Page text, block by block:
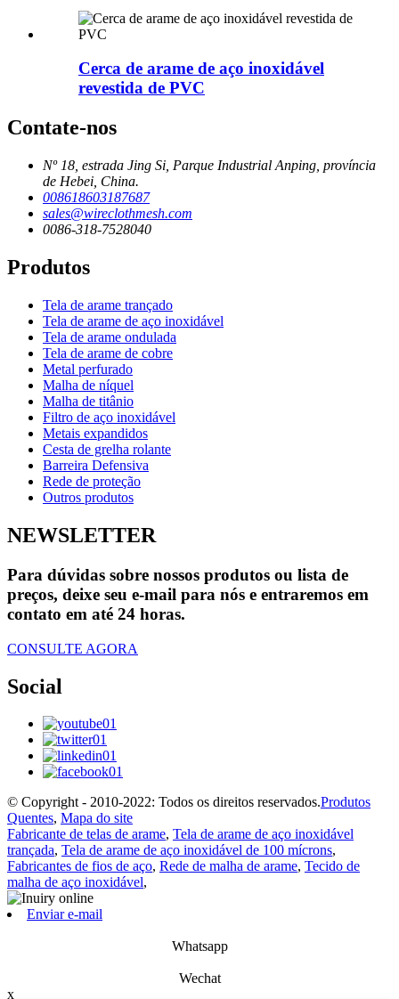
Cerca de arame de aço inoxidável
revestida de PVC
Contate-nos
Nº 18, estrada Jing Si, Parque Industrial Anping, província
de Hebei, China.
008618603187687
sales@wireclothmesh.com
0086-318-7528040
Produtos
Tela de arame trançado
Tela de arame de aço inoxidável
Tela de arame ondulada
Tela de arame de cobre
Metal perfurado
Malha de níquel
Malha de titânio
Filtro de aço inoxidável
Metais expandidos
Cesta de grelha rolante
Barreira Defensiva
Rede de proteção
Outros produtos
NEWSLETTER
Para dúvidas sobre nossos produtos ou lista de
preços, deixe seu e-mail para nós e entraremos em
contato em até 24 horas.
CONSULTE AGORA
Social
© Copyright - 2010-2022: Todos os direitos reservados.Produtos
Quentes, Mapa do site
Fabricante de telas de arame, Tela de arame de aço inoxidável
trançada, Tela de arame de aço inoxidável de 100 mícrons,
Fabricantes de fios de aço, Rede de malha de arame, Tecido de
malha de aço inoxidável,
Enviar e-mail
Whatsapp
Wechat
x